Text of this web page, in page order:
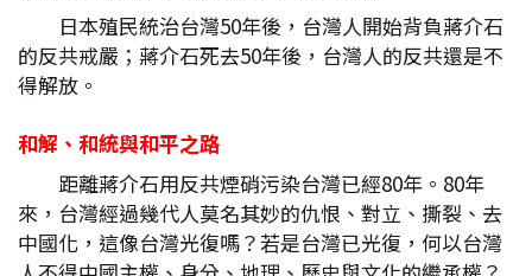
日本殖民統治台灣50年後，台灣人開始背負蔣介石
的反共戒嚴；蔣介石死去50年後，台灣人的反共還是不
得解放。
和解、和統與和平之路
距離蔣介石用反共煙硝污染台灣已經80年。80年
來，台灣經過幾代人莫名其妙的仇恨、對立、撕裂、去
中國化，這像台灣光復嗎？若是台灣已光復，何以台灣